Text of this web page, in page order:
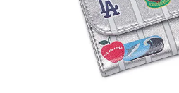
School & Travel